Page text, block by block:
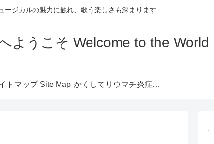
ージカルの魅力に触れ、歌う楽しさも深まります
ようこそ Welcome to the
トマップ Site Map かくしてリウマチ炎症は